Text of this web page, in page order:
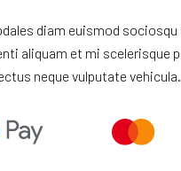
diam euismod
aliquam et mi scelerisque
neque vulputate vehicula.